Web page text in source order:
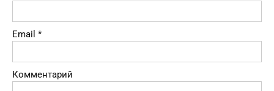
Email *
Комментарий